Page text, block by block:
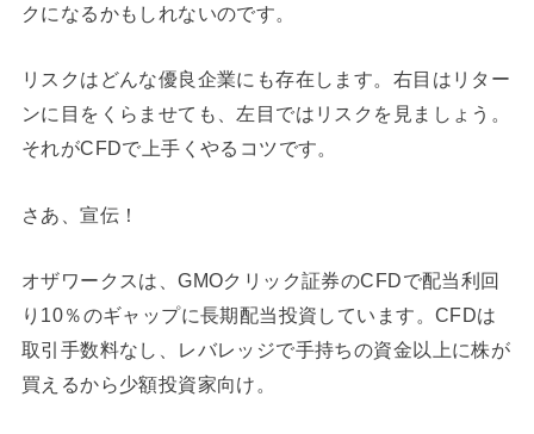
クになるかもしれないのです。
リスクはどんな優良企業にも存在します。右目はリター
ンに目をくらませても、左目ではリスクを見ましょう。
それがCFDで上手くやるコツです。
さあ、宣伝！
オザワークスは、GMOクリック証券のCFDで配当利回
り10％のギャップに長期配当投資しています。CFDは
取引手数料なし、レバレッジで手持ちの資金以上に株が
買えるから少額投資家向け。